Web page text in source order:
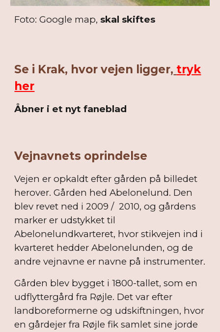
Foto: Google map, skal skiftes
Se i Krak, hvor vejen ligger, tryk
her
Åbner i et nyt faneblad
Vejnavnets oprindelse
Vejen er opkaldt efter gården på billedet
herover. Gården hed Abelonelund. Den
blev revet ned i 2009 / 2010, og gårdens
marker er udstykket til
Abelonelundkvarteret, hvor stikvejen ind i
kvarteret hedder Abelonelunden, og de
andre vejnavne er navne på instrumenter.
Gården blev bygget i 1800-tallet, som en
udflyttergård fra Røjle. Det var efter
landboreformerne og udskiftningen, hvor
en gårdejer fra Røjle fik samlet sine jorde